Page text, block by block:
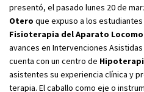
presentó, el pasado lunes 20 de
Otero que expuso a los
Fisioterapia del Aparato
avances en Intervenciones
cuenta con un centro de
asistentes su experiencia clínica y
terapia. El caballo como eje o